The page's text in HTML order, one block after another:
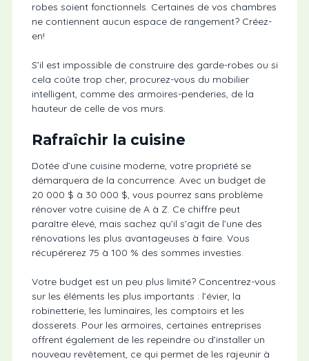
robes soient fonctionnels. Certaines de vos chambres
ne contiennent aucun espace de rangement? Créez-
en!
S’il est impossible de construire des garde-robes ou si
cela coûte trop cher, procurez-vous du mobilier
intelligent, comme des armoires-penderies, de la
hauteur de celle de vos murs.
Rafraîchir la cuisine
Dotée d’une cuisine moderne, votre propriété se
démarquera de la concurrence. Avec un budget de
20 000 $ à 30 000 $, vous pourrez sans problème
rénover votre cuisine de A à Z. Ce chiffre peut
paraître élevé, mais sachez qu’il s’agit de l’une des
rénovations les plus avantageuses à faire. Vous
récupérerez 75 à 100 % des sommes investies.
Votre budget est un peu plus limité? Concentrez-vous
sur les éléments les plus importants : l’évier, la
robinetterie, les luminaires, les comptoirs et les
dosserets. Pour les armoires, certaines entreprises
offrent également de les repeindre ou d’installer un
nouveau revêtement, ce qui permet de les rajeunir à